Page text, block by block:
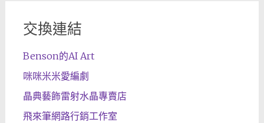
交換連結
Benson的AI Art
咪咪米米愛編劇
晶典藝飾雷射水晶專賣店
飛來筆網路行銷工作室